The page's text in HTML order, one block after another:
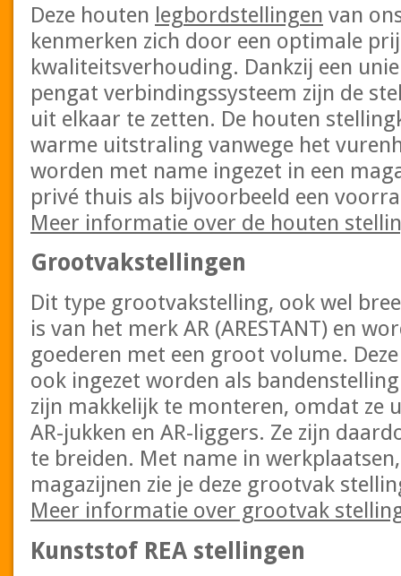
Deze houten legbordstellingen van
kenmerken zich door een optimale
kwaliteitsverhouding. Dankzij een
pengat verbindingssysteem zijn de
uit elkaar te zetten. De houten
warme uitstraling vanwege het
worden met name ingezet in een
privé thuis als bijvoorbeeld een
Meer informatie over de houten
Grootvakstellingen
Dit type grootvakstelling, ook wel
is van het merk AR (ARESTANT) en
goederen met een groot volume.
ook ingezet worden als
zijn makkelijk te monteren, omdat ze
AR-jukken en AR-liggers. Ze zijn
te breiden. Met name in
magazijnen zie je deze grootvak
Meer informatie over grootvak
Kunststof REA stellingen